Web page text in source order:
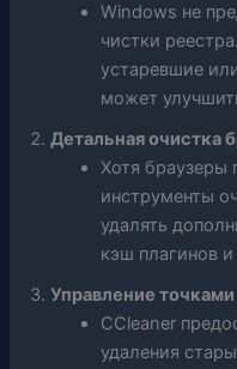
Windows не
чистки
устаревшие
может
Детальная очистка
Хотя браузеры
инструменты
удалять
кэш плагинов
Управление
CCleaner
удаления